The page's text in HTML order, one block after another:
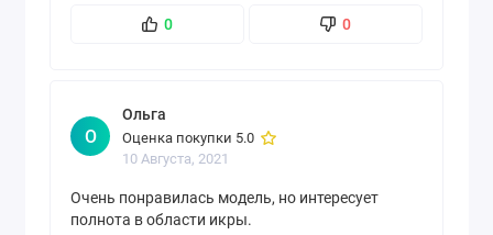
0 0
О
Ольга
Оценка покупки 5.0
10 Августа, 2021
Очень понравилась модель, но интересует
полнота в области икры.